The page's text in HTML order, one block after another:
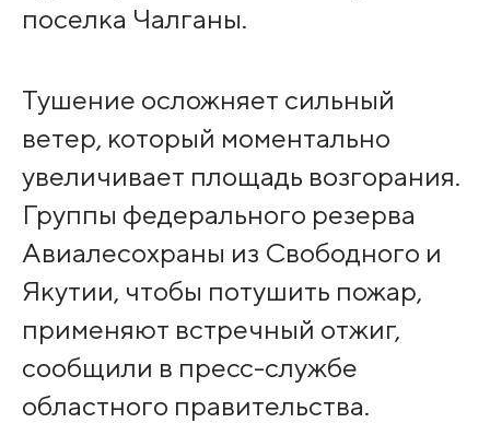
поселка Чалганы.
Тушение осложняет сильный
ветер, который моментально
увеличивает площадь возгорания.
Группы федерального резерва
Авиалесохраны из Свободного и
Якутии, чтобы потушить пожар,
применяют встречный отжиг,
сообщили в пресс-службе
областного правительства.